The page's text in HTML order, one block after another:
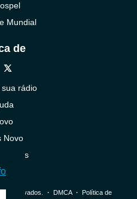
Mundial
de
rádio
Novo
nos
reservados. ・ DMCA・ Política de